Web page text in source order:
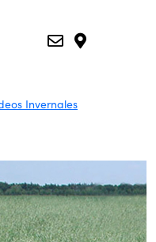
Invernales